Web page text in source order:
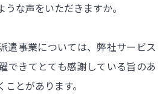
な声をいただきますか。
遣事業については、弊社サービス
できてとても感謝している旨のあ
とがあります。